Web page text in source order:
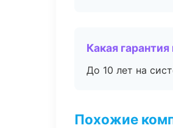
Какая
До 10 лет на
Похожие